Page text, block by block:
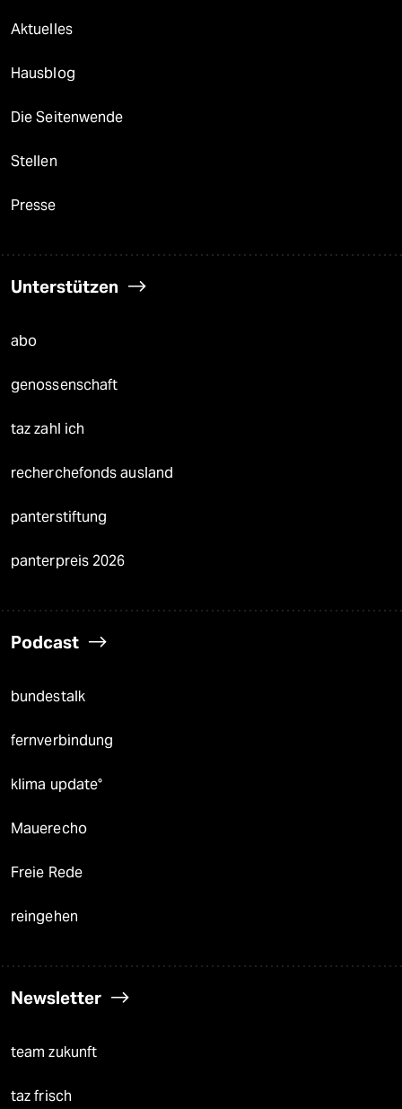
Aktuelles
Hausblog
Die Seitenwende
Stellen
Presse
Unterstützen
abo
genossenschaft
taz zahl ich
recherchefonds ausland
panterstiftung
panterpreis 2026
Podcast
bundestalk
fernverbindung
klima update°
Mauerecho
Freie Rede
reingehen
Newsletter
team zukunft
taz frisch